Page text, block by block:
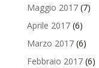
Maggio 2017(7)
Aprile 2017(6)
Marzo 2017(6)
Febbraio 2017(6)